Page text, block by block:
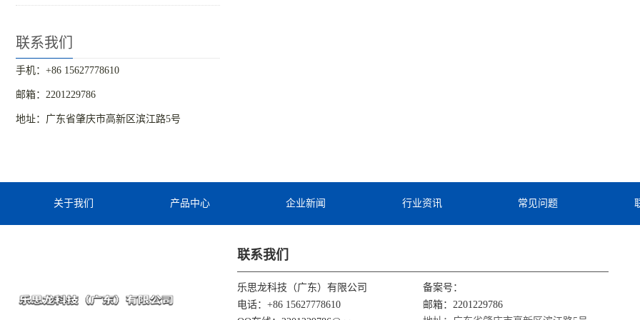
联系我们
手机：+86 15627778610
邮箱：2201229786
地址：广东省肇庆市高新区滨江路5号
关于我们 产品中心 企业新闻 行业资讯 常见问题
联系我们
乐思龙科技（广东）有限公司
备案号：
电话：+86 15627778610
邮箱：2201229786